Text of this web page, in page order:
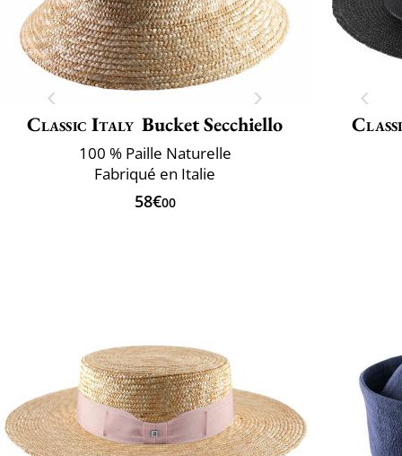
Classic Italy Bucket Secchiello
100 % Paille Naturelle
Fabriqué en Italie
58€00